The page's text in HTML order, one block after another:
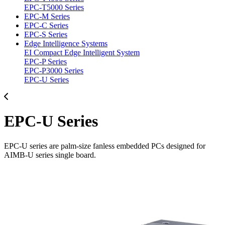
EPC-T5000 Series
EPC-M Series
EPC-C Series
EPC-S Series
Edge Intelligence Systems
EI Compact Edge Intelligent System
EPC-P Series
EPC-P3000 Series
EPC-U Series
EPC-U Series
EPC-U series are palm-size fanless embedded PCs designed for
AIMB-U series single board.